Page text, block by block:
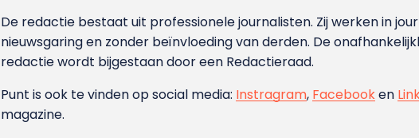
De redactie bestaat uit professionele journalisten. Zij werken in
nieuwsgaring en zonder beïnvloeding van derden. De
redactie wordt bijgestaan door een Redactieraad.
Punt is ook te vinden op social media: Instragram, Facebooken
magazine.